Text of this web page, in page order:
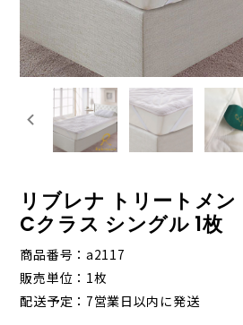
リブレナ トリートメ
Cクラス シングル 1枚
商品番号
a2117
販売単位
1枚
配送予定
7営業日以内に発送